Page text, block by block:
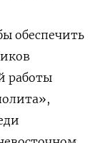
обеспечить
работы